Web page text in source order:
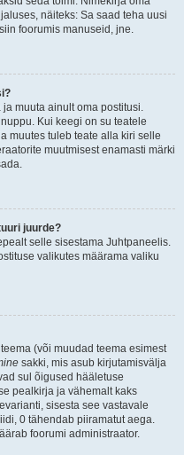
näiteks: Sa saad teha uusi
foorumis manuseid, jne.
muuta ainult oma postitusi.
Kui keegi on su teatele
muutes tuleb teate alla kiri selle
muutmisest enamasti märki
juurde?
selle sisestama Juhtpaneelis.
valikutes määrama valiku
(või muudad teema esimest
sakki, mis asub kirjutamisvälja
sul õigused hääletuse
pealkirja ja vähemalt kaks
sisesta see vastavale
0 tähendab piiramatut aega.
foorumi administraator.